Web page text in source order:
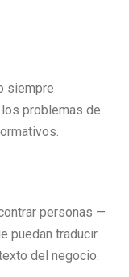
siempre
problemas de
personas —
puedan traducir
del negocio.